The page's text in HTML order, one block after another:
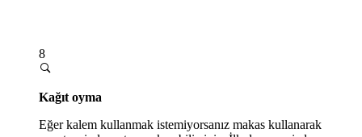
8
Kağıt oyma
Eğer kalem kullanmak istemiyorsanız makas kullanarak